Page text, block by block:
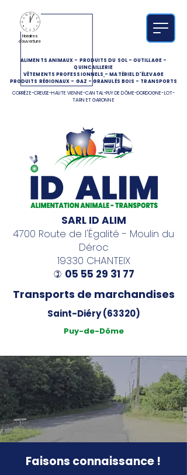
ALIMENTS ANIMAUX - PRODUITS DU SOL-OUTILLAGE-
QUINCAILLERIE
VÊTEMENTS PROFESSIONNELS -MATÉRIEL D'ÉLEVAGE
PRODUITS RÉGIONAUX - GAZ -GRANULÉS BOIS - TRANSPORTS
CORRÈZE-CREUSE-HAUTE VIENNE-CANTAL-PUY DE DÔME-DORDOGNE-LOT-
TARN ET GARONNE
Horaires
d'ouverture
SARL ID ALIM
4700 Route de l'Égalité - Moulin du
Déroc
19330 CHANTEIX
) 05 55 29 31 77
Transports de marchandises
Saint-Diéry (63320)
Puy-de-Dôme
Faisons connaissance !